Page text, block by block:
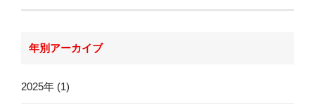
年別アーカイブ
2025年 (1)